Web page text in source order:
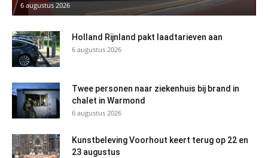
6 augustus 2026
Holland Rijnland pakt laadtarieven aan
6 augustus 2026
Twee personen naar ziekenhuis bij brand in
chalet in Warmond
6 augustus 2026
Kunstbeleving Voorhout keert terug op 22 en
23 augustus